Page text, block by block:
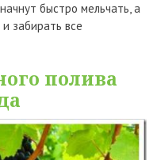
быстро мельчать, а
забирать все
полива